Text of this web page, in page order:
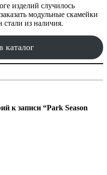
изделий случилось
модульные скамейки
стали из наличия.
каталог
к записи “Park Season